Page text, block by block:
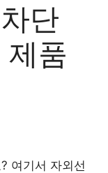
단
품
여기서 자외선